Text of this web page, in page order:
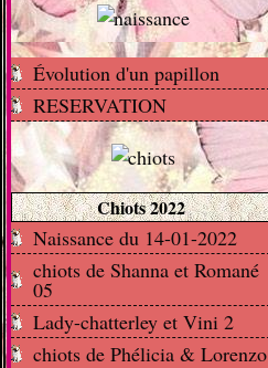
Évolution d'un papillon
RESERVATION
Chiots 2022
Naissance du 14-01-2022
chiots de Shanna et Romané
05
Lady-chatterley et Vini 2
chiots de Phélicia & Lorenzo